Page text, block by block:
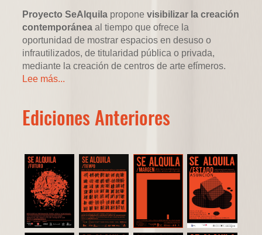
Proyecto SeAlquila proponevisibilizar la creación
contemporánea al tiempo que ofrece la
oportunidad de mostrar espacios en desuso o
infrautilizados, de titularidad pública o privada,
mediante la creación de centros de arte efímeros.
Lee más...
Ediciones Anteriores